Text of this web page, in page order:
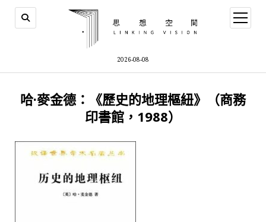
2026-08-08
open
menu
哈·麥金德：《歷史的地理樞紐》（商務
印書館，1988）